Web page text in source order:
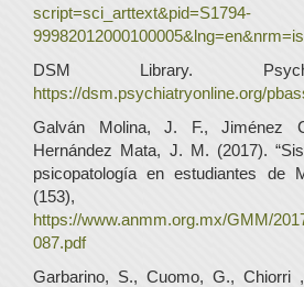
script=sci_arttext&pid=S1794-
DSM Library.
https://dsm.psychiatryonline.org/
Galván Molina, J. F., Jiménez
Hernández Mata, J. M. (2017).
psicopatología en estudiantes de
(153),
https://www.anmm.org.mx/GMM/
087.pdf
Garbarino, S., Cuomo, G.,